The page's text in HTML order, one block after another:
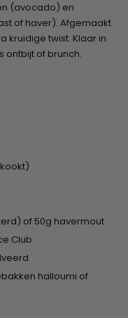
(avocado) en
of haver). Afgemaakt
kruidige twist. Klaar in
ontbijt of brunch.
of 50g havermout
Club
halloumi of